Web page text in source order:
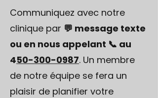
Communiquez avec notre
clinique par 💬 message texte
ou en nous appelant 📞 au
450-300-0987. Un membre
de notre équipe se fera un
plaisir de planifier votre